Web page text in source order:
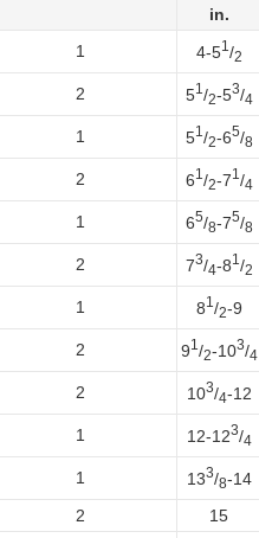
in.
1 4-51 /2
2 51 /2-53/4
1 51 /2-65/8
2 61 /2-71 /4
1 65/8-75/8
2 73/4-81 /2
1 81 /2-9
2 91 /2-103/4
2 103/4-12
1 12-123/4
1 133/8-14
2
15